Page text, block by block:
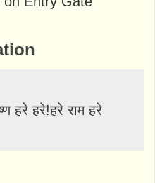
हरे हरे!हरे राम हरे